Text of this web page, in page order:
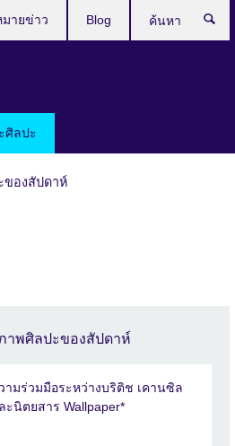
ศิลปะ
ายข่าว Blog
ของสัปดาห์
าพศิลปะของสัปดาห์
ามร่วมมือระหว่างบริติช เคานซิล
ะนิตยสาร Wallpaper*